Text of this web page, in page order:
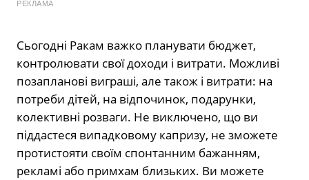
РЕКЛАМА
Сьогодні Ракам важко планувати бюджет,
контролювати свої доходи і витрати. Можливі
позапланові виграші, але також і витрати: на
потреби дітей, на відпочинок, подарунки,
колективні розваги. Не виключено, що ви
піддастеся випадковому капризу, не зможете
протистояти своїм спонтанним бажанням,
рекламі або примхам близьких. Ви можете